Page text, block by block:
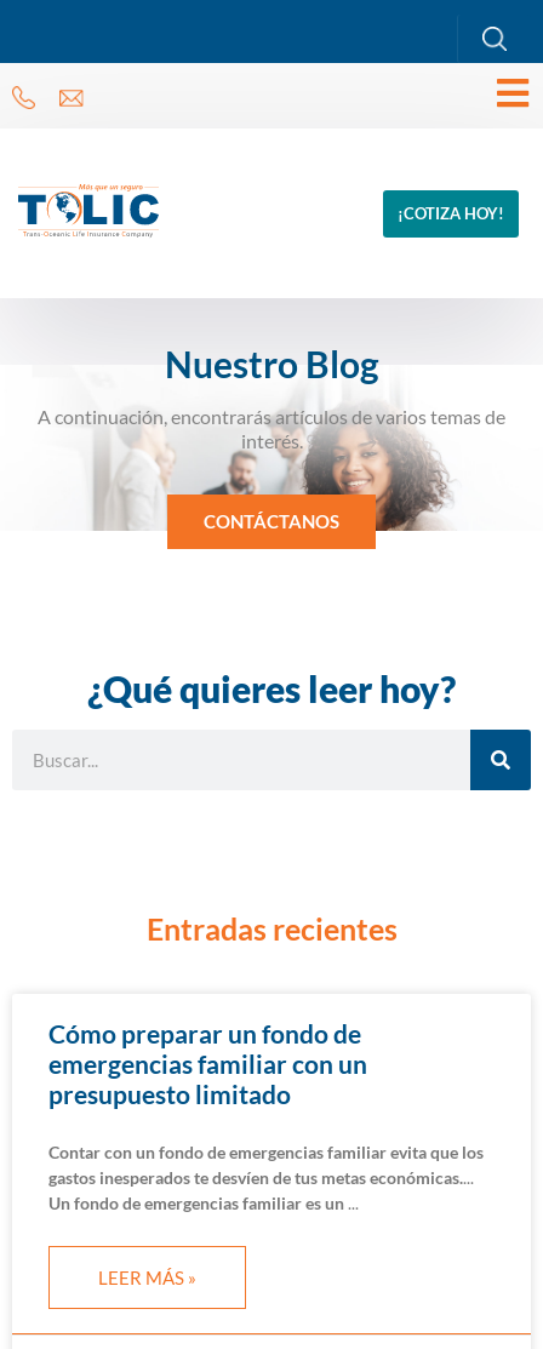
¡COTIZA HOY!
Nuestro Blog
A continuación, encontrarás artículos de varios temas de
interés.
CONTÁCTANOS
¿Qué quieres leer hoy?
Entradas recientes
Cómo preparar un fondo de
emergencias familiar con un
presupuesto limitado
Contar con un fondo de emergencias familiar evita que los
gastos inesperados te desvíen de tus metas económicas.
Un fondo de emergencias familiar es un
LEER MÁS »